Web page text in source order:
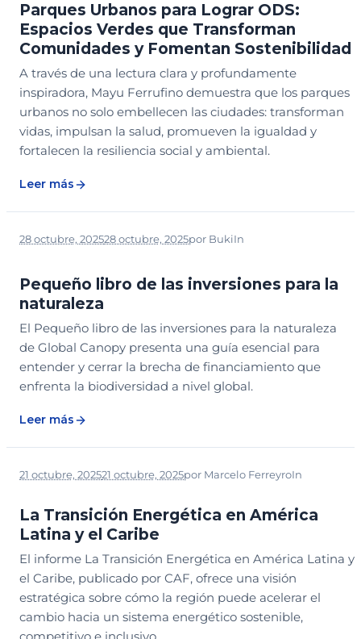
Parques Urbanos para Lograr ODS:
Espacios Verdes que Transforman
Comunidades y Fomentan Sostenibilidad
A través de una lectura clara y profundamente
inspiradora, Mayu Ferrufino demuestra que los parques
urbanos no solo embellecen las ciudades: transforman
vidas, impulsan la salud, promueven la igualdad y
fortalecen la resiliencia social y ambiental.
Leer más
28 octubre, 202528 octubre, 2025por BukiIn
Pequeño libro de las inversiones para la
naturaleza
El Pequeño libro de las inversiones para la naturaleza
de Global Canopy presenta una guía esencial para
entender y cerrar la brecha de financiamiento que
enfrenta la biodiversidad a nivel global.
Leer más
21 octubre, 202521 octubre, 2025por Marcelo FerreyroIn
La Transición Energética en América
Latina y el Caribe
El informe La Transición Energética en América Latina y
el Caribe, publicado por CAF, ofrece una visión
estratégica sobre cómo la región puede acelerar el
cambio hacia un sistema energético sostenible,